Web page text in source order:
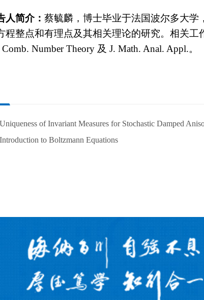
人简介： 蔡毓麟，博士毕业于法国波尔多大学
程整点和有理点及其相关理论的研究。相关工
Comb. Number Theory 及 J. Math. Anal. Appl.。
Uniqueness of Invariant Measures for Stochastic Damped
Introduction to Boltzmann Equations